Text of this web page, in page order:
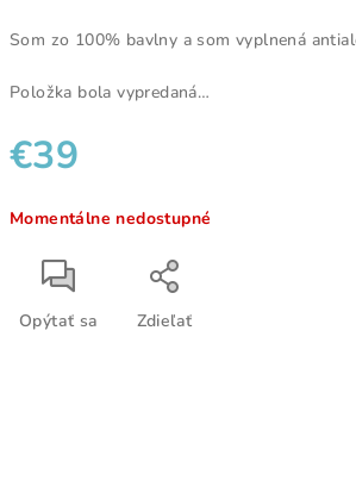
Som zo 100% bavlny a som vyplnená
Položka bola vypredaná…
€39
cena:
Momentálne nedostupné
Opýtať sa Zdieľať